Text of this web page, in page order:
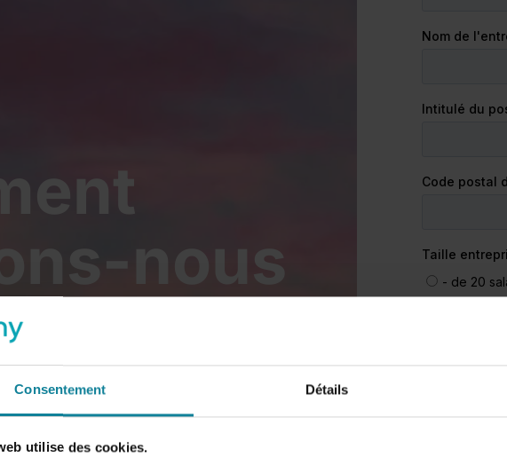
Consentement Détails
utilise des cookies.
nous
?